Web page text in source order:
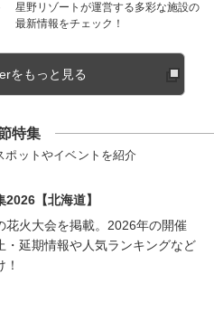
星野リゾートが運営する多彩な施設の
最新情報をチェック！
をもっと見る
特集
ポットやイベントを紹介
2026【北海道】
花火大会を掲載。2026年の開催
・延期情報や人気ランキングなど